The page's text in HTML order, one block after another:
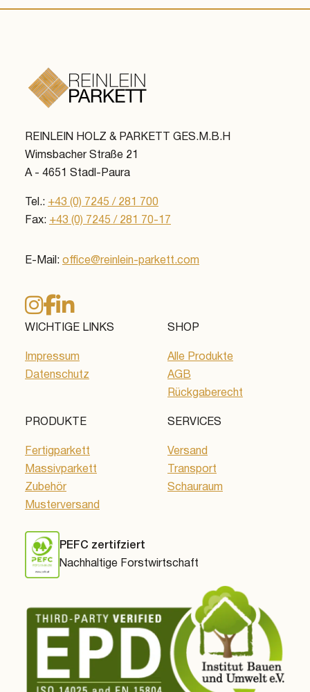
REINLEIN HOLZ & PARKETT GES.M.B.H
Wimsbacher Straße 21
A - 4651 Stadl-Paura
Tel.: +43 (0) 7245 / 281 700
Fax: +43 (0) 7245 / 281 70-17
E-Mail: office@reinlein-parkett.com
WICHTIGE LINKS
Impressum
Datenschutz
SHOP
Alle Produkte
AGB
Rückgaberecht
PRODUKTE
Fertigparkett
Massivparkett
Zubehör
Musterversand
SERVICES
Versand
Transport
Schauraum
PEFC zertifziert
Nachhaltige Forstwirtschaft